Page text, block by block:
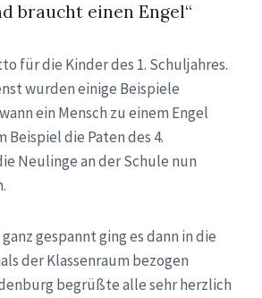
braucht einen Engel“
für die Kinder des 1. Schuljahres.
wurden einige Beispiele
ein Mensch zu einem Engel
Beispiel die Paten des 4.
Neulinge an der Schule nun
gespannt ging es dann in die
der Klassenraum bezogen
begrüßte alle sehr herzlich